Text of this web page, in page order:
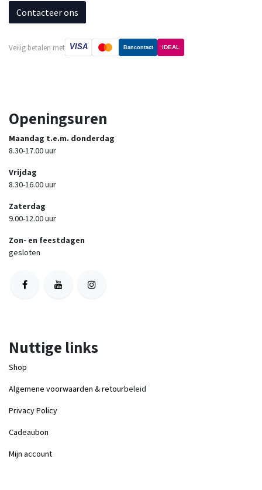
Contacteer ons
Veilig betalen met VISA Bancontact iDEAL
Openingsuren
Maandag t.e.m. donderdag
8.30-17.00 uur
Vrijdag
8.30-16.00 uur
Zaterdag
9.00-12.00 uur
Zon- en feestdagen
gesloten
Nuttige links
Shop
Algemene voorwaarden & retourbeleid
Privacy Policy
Cadeaubon
Mijn account